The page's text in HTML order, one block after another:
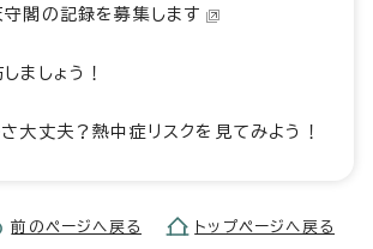
閣の記録を募集します
ましょう！
大丈夫？熱中症リスクを見てみよう！
前のページへ戻る トップページへ戻る